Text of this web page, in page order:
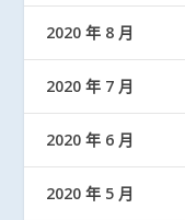
2020 年 8 月
2020 年 7 月
2020 年 6 月
2020 年 5 月